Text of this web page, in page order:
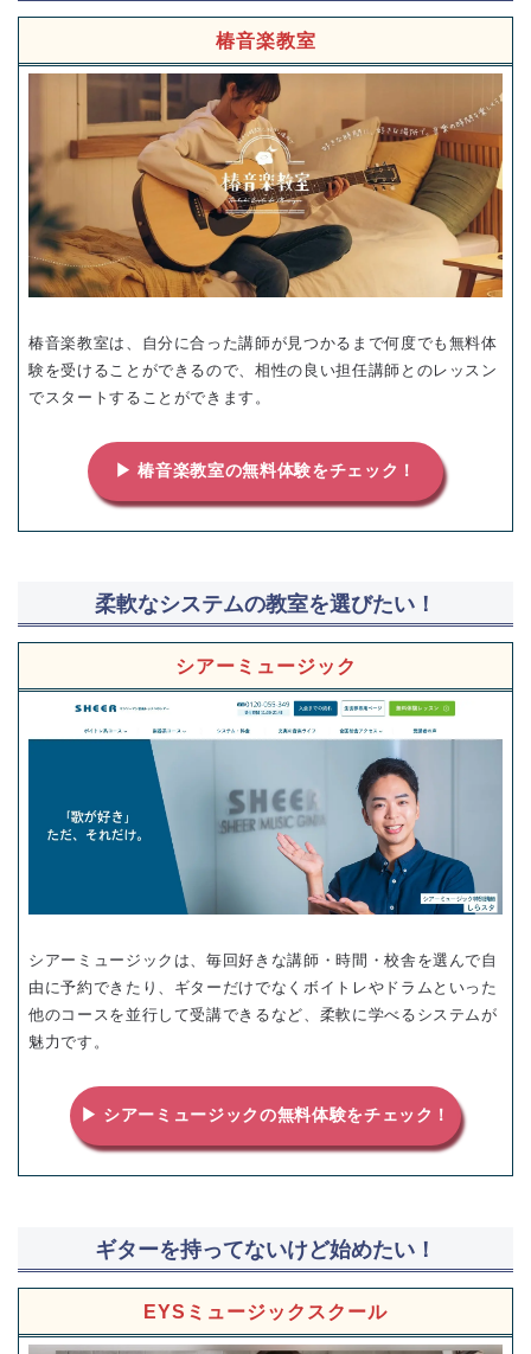
椿音楽教室
椿音楽教室は、自分に合った講師が見つかるまで何度でも無料体
験を受けることができるので、相性の良い担任講師とのレッスン
でスタートすることができます。
▶ 椿音楽教室の無料体験をチェック！
柔軟なシステムの教室を選びたい！
シアーミュージック
シアーミュージックは、毎回好きな講師・時間・校舎を選んで自
由に予約できたり、ギターだけでなくボイトレやドラムといった
他のコースを並行して受講できるなど、柔軟に学べるシステムが
魅力です。
▶ シアーミュージックの無料体験をチェック！
ギターを持ってないけど始めたい！
EYSミュージックスクール